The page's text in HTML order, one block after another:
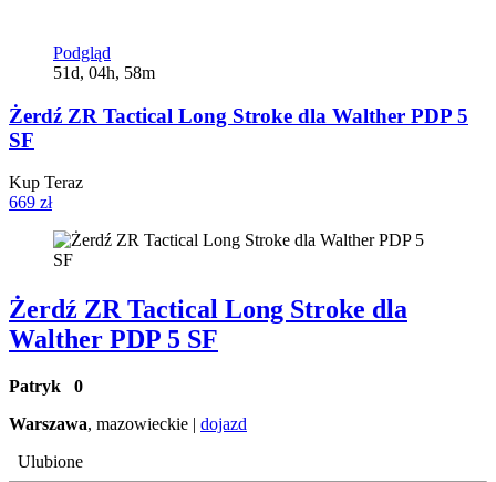
Podgląd
51d, 04h, 58m
Żerdź ZR Tactical Long Stroke dla Walther PDP 5
SF
Kup Teraz
669 zł
Żerdź ZR Tactical Long Stroke dla
Walther PDP 5 SF
Patryk 0
Warszawa, mazowieckie | dojazd
Ulubione